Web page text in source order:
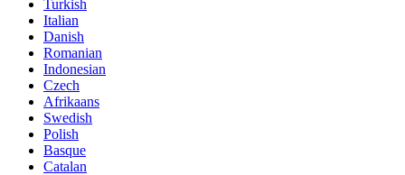
Turkish
Italian
Danish
Romanian
Indonesian
Czech
Afrikaans
Swedish
Polish
Basque
Catalan